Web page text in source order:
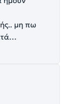
μη πω